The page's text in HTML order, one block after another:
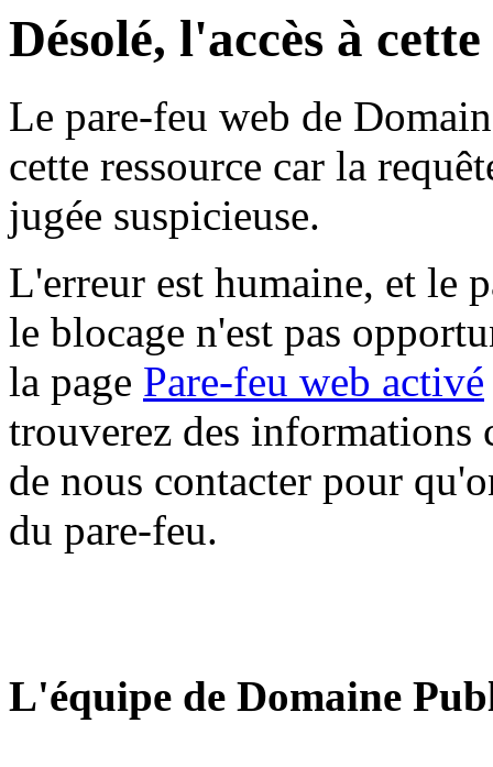
Désolé, l'accès à
Le pare-feu web de
cette ressource car la
jugée suspicieuse.
L'erreur est humaine, et le
le blocage n'est pas
la page Pare-feu web activé
trouverez des informations
de nous contacter pour
du pare-feu.
L'équipe de Domaine